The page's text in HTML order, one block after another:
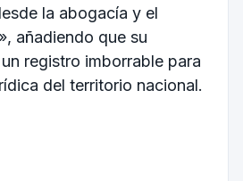
la abogacía y el
añadiendo que su
registro imborrable para
del territorio nacional.